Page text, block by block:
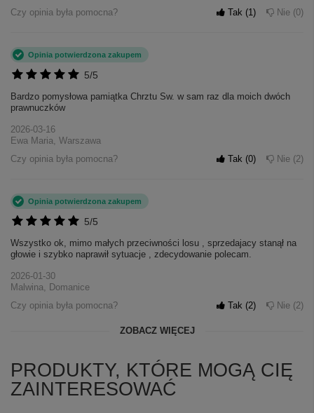
Czy opinia była pomocna?
Tak 1 Nie 0
5/5
Opinia potwierdzona zakupem
Bardzo pomysłowa pamiątka Chrztu Sw. w sam raz dla moich dwóch
prawnuczków
2026-03-16
Ewa Maria, Warszawa
Czy opinia była pomocna?
Tak 0 Nie 2
5/5
Opinia potwierdzona zakupem
Wszystko ok, mimo małych przeciwności losu , sprzedajacy stanął na
głowie i szybko naprawił sytuacje , zdecydowanie polecam.
2026-01-30
Malwina, Domanice
Czy opinia była pomocna?
Tak 2 Nie 2
ZOBACZ WIĘCEJ
PRODUKTY, KTÓRE MOGĄ CIĘ
ZAINTERESOWAĆ